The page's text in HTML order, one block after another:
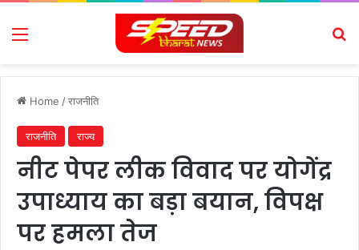
Menu
Home /राजनीति
राजनीति राज्य
नीट पेपर लीक विवाद पर योगेंद्र
उपाध्याय का बड़ा बयान, विपक्ष
पर हमला तेज